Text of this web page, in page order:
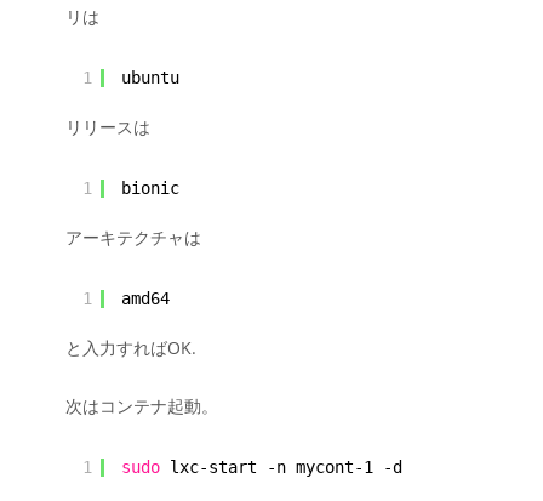
リは
1 ubuntu
リリースは
1 bionic
アーキテクチャは
1 amd64
と入力すればOK.
次はコンテナ起動。
1 sudo lxc-start -n mycont-1 -d